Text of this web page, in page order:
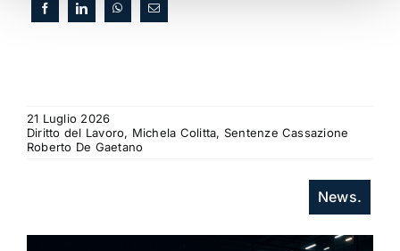
21 Luglio 2026
Diritto del Lavoro, Michela Colitta, Sentenze Cassazione
Roberto De Gaetano
News.